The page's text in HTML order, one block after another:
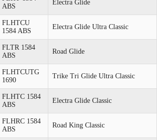
ABS
Electra Glide
FLHTCU
1584 ABS
Electra Glide Ultra Classic
FLTR 1584
ABS
Road Glide
FLHTCUTG
1690
Trike Tri Glide Ultra Classic
FLHTC 1584
ABS
Electra Glide Classic
FLHRC 1584
ABS
Road King Classic